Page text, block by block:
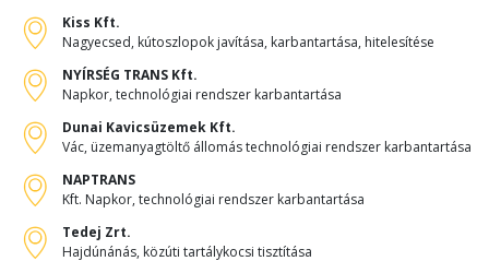
Kiss Kft.
Nagyecsed, kútoszlopok javítása, karbantartása, hitelesítése
NYÍRSÉG TRANS Kft.
Napkor, technológiai rendszer karbantartása
Dunai Kavicsüzemek Kft.
Vác, üzemanyagtöltő állomás technológiai rendszer karbantartása
NAPTRANS
Kft. Napkor, technológiai rendszer karbantartása
Tedej Zrt.
Hajdúnánás, közúti tartálykocsi tisztítása